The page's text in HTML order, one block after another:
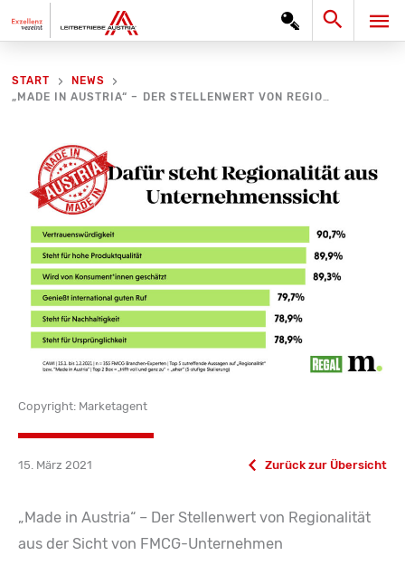
Inhalt
Search
START
NEWS
„MADE IN AUSTRIA“ – DER STELLENWERT VON REGIONALITÄT AUS DER SICHT VON FMCG-UNTERNEHMEN
Copyright: Marketagent
15. März 2021 Zurück zur Übersicht
„Made in Austria“ – Der Stellenwert von Regionalität
aus der Sicht von FMCG-Unternehmen